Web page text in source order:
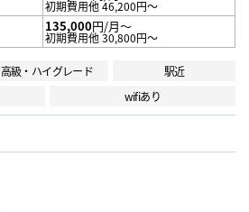
初期費用他 46,200円～
135,000円/月～
初期費用他 30,800円～
高級・ハイグレード
駅近
wifiあり